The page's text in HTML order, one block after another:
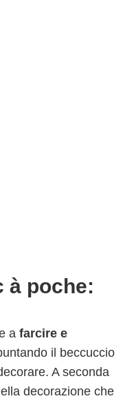
à poche:
a farcire e
il beccuccio
A seconda
decorazione che